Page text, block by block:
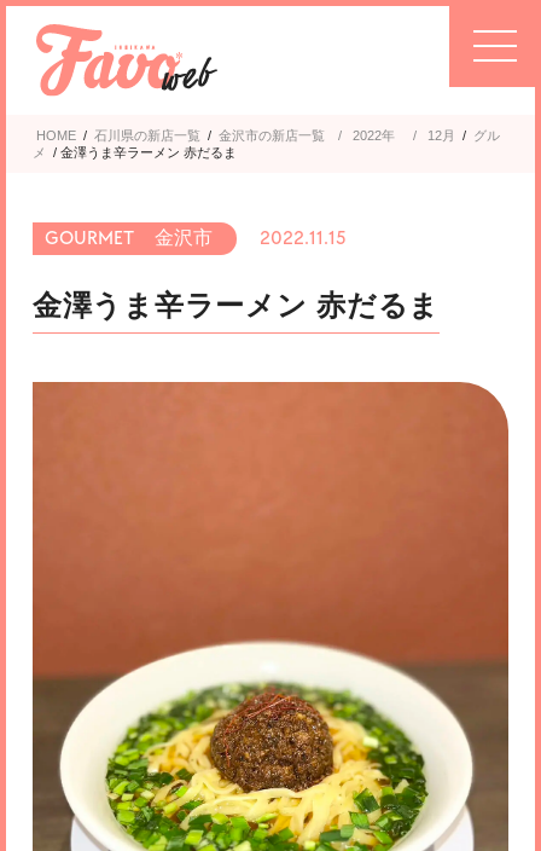
HOME / 石川県の新店一覧 / 金沢市 2022年 / 12月 / グル
メ
/ 金澤うま辛ラーメン 赤だるま
金沢市 2022.11.15
金澤うま辛ラーメン 赤だるま